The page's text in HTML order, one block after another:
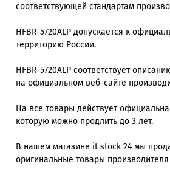
соответствующей стандартам
HFBR-5720ALP допускается к
территорию России.
HFBR-5720ALP cоответствует
на официальном веб-сайте
На все товары действует
которую можно продлить до 3 лет.
В нашем магазине it stock 24 мы
оригинальные товары производителя